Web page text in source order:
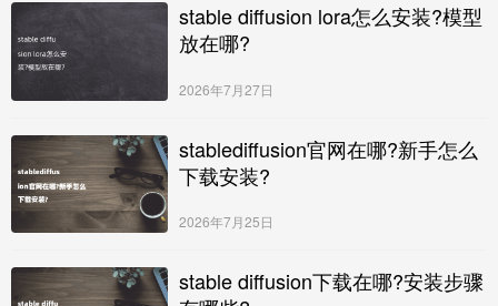
stable diffusion lora怎么安装?模型
放在哪?
2026年7月27日
stablediffusion官网在哪?新手怎么
下载安装?
2026年7月25日
stable diffusion下载在哪?安装步骤